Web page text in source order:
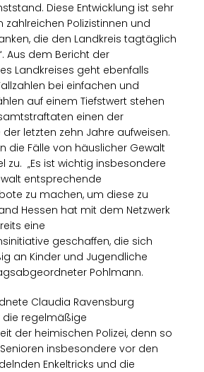
Diese Entwicklung ist sehr
zahlreichen Polizistinnen und
die den Landkreis tagtäglich
Aus dem Bericht der
Landkreises geht ebenfalls
bei einfachen und
auf einem Tiefstwert stehen
einen der
letzten zehn Jahre aufweisen.
die Fälle von häuslicher Gewalt
zu. „Es ist wichtig insbesondere
entsprechende
zu machen, um diese zu
Hessen hat mit dem Netzwerk
eine
geschaffen, die sich
an Kinder und Jugendliche
Pohlmann.
Claudia Ravensburg
regelmäßige
der heimischen Polizei, denn so
insbesondere vor den
Enkeltricks und die